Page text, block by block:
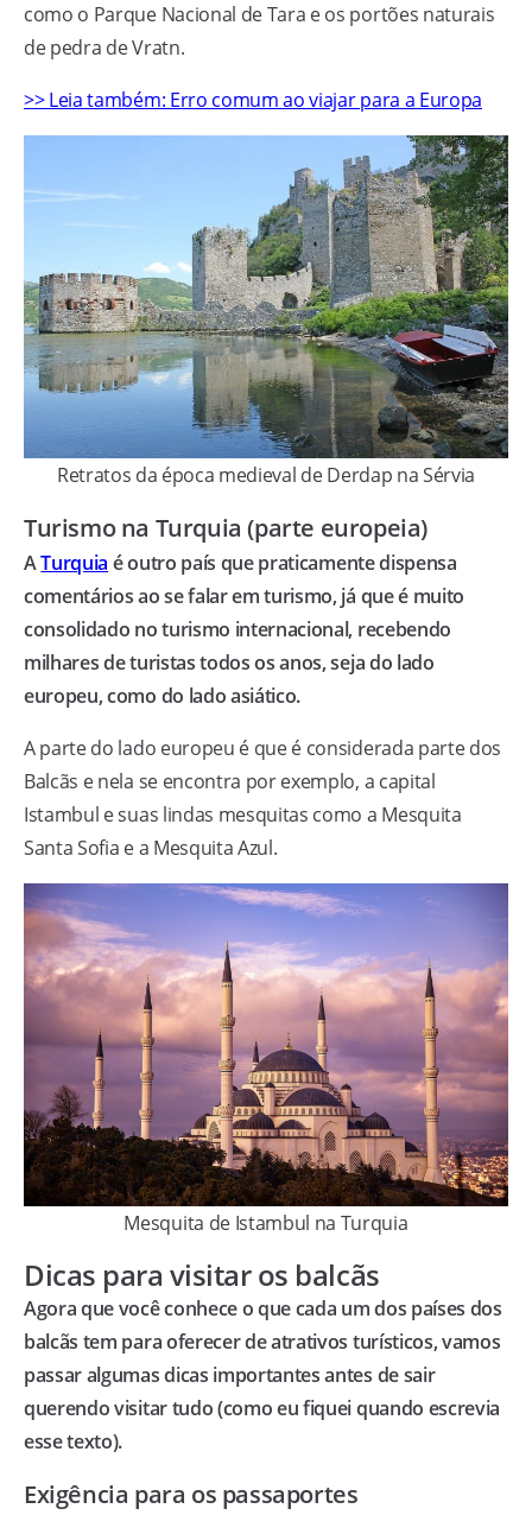
como o Parque Nacional de Tara e os portões naturais
de pedra de Vratn.
>> Leia também: Erro comum ao viajar para a Europa
Retratos da época medieval de Derdap na Sérvia
Turismo na Turquia (parte europeia)
ATurquia é outro país que praticamente dispensa
comentários ao se falar em turismo, já que é muito
consolidado no turismo internacional, recebendo
milhares de turistas todos os anos, seja do lado
europeu, como do lado asiático.
A parte do lado europeu é que é considerada parte dos
Balcãs e nela se encontra por exemplo, a capital
Istambul e suas lindas mesquitas como a Mesquita
Santa Sofia e a Mesquita Azul.
Mesquita de Istambul na Turquia
Dicas para visitar os balcãs
Agora que você conhece o que cada um dos países dos
balcãs tem para oferecer de atrativos turísticos, vamos
passar algumas dicas importantes antes de sair
querendo visitar tudo (como eu fiquei quando escrevia
esse texto).
Exigência para os passaportes